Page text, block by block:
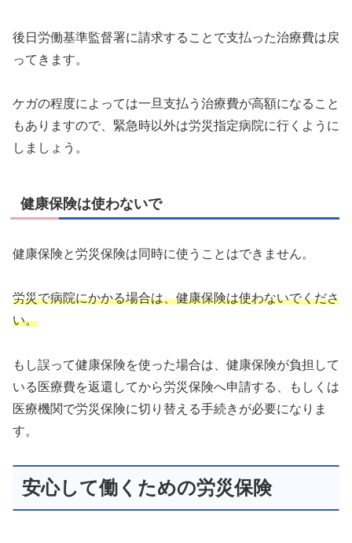
後日労働基準監督署に請求することで支払った治療費は戻
ってきます。
ケガの程度によっては一旦支払う治療費が高額になること
もありますので、緊急時以外は労災指定病院に行くように
しましょう。
健康保険は使わないで
健康保険と労災保険は同時に使うことはできません。
労災で病院にかかる場合は、健康保険は使わないでくださ
い。
もし誤って健康保険を使った場合は、健康保険が負担して
いる医療費を返還してから労災保険へ申請する、もしくは
医療機関で労災保険に切り替える手続きが必要になりま
す。
安心して働くための労災保険